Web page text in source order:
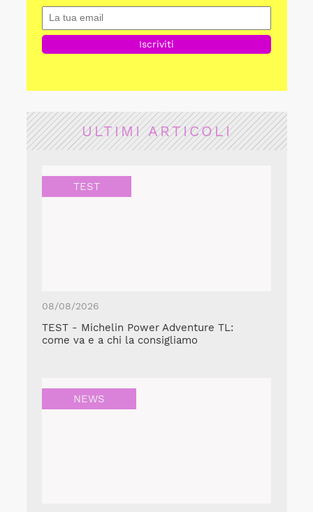
ULTIMI ARTICOLI
TEST
08/08/2026
TEST - Michelin Power Adventure TL:
come va e a chi la consigliamo
NEWS